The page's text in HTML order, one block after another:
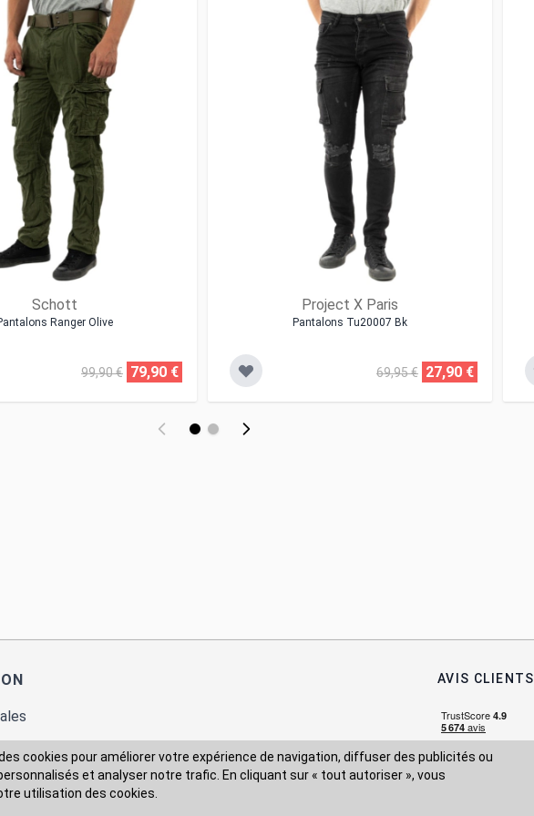
cookies pour améliorer votre expérience de navigation, diffuser des publicités ou
et analyser notre trafic. En cliquant sur « tout autoriser », vous
utilisation des cookies.
Schott
Ranger Olive
99,90 € 79,90 €
Project X Paris
Pantalons Tu20007 Bk
69,95 € 27,90 €
données
AVIS CLIENTS